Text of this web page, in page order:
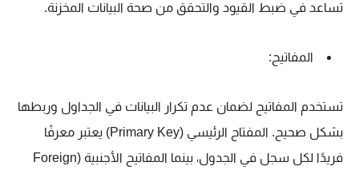
تساعد في ضبط القيود والتحقق من صحة البيانات المخزنة.
المفاتيح:
تستخدم المفاتيح لضمان عدم تكرار البيانات في الجداول وربطها
بشكل صحيح. المفتاح الرئيسي (Primary Key) يعتبر معرفًا
فريدًا لكل سجل في الجدول، بينما المفاتيح الأجنبية (Foreign